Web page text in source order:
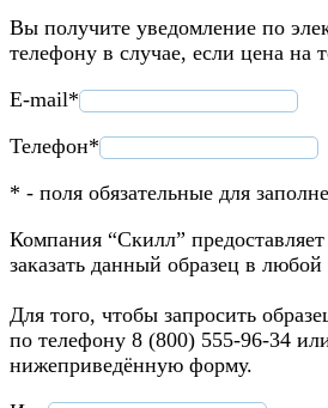
Вы получите уведомление по
телефону в случае, если цена на
E-mail*
Телефон*
* - поля обязательные для
Компания “Скилл”
заказать данный образец в
Для того, чтобы запросить
по телефону 8 (800) 555-96-34
нижеприведённую форму.